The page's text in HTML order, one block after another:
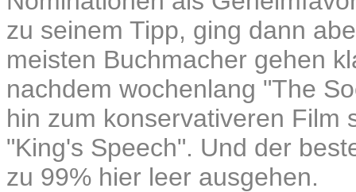
zu seinem Tipp, ging dann
meisten Buchmacher gehen
nachdem wochenlang "The
hin zum konservativeren Film
"King's Speech". Und der
zu 99% hier leer ausgehen.